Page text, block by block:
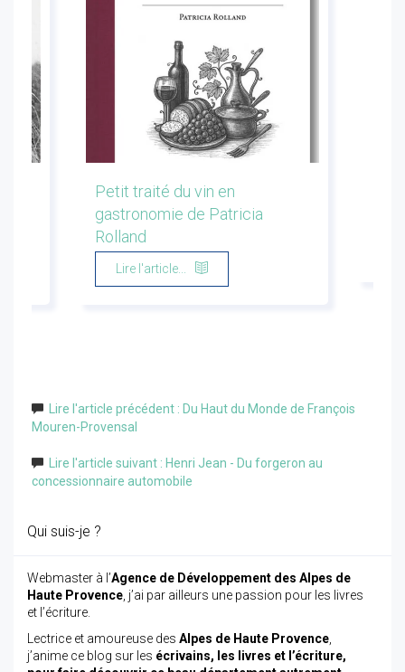
Petit traité du vin en
gastronomie de Patricia
Rolland
Lire l'article...
Lire l'article précédent : Du Haut du Monde de François
Mouren-Provensal
Lire l'article suivant : Henri Jean - Du forgeron au
concessionnaire automobile
Qui suis-je ?
Webmaster à l’Agence de Développement des Alpes de
Haute Provence , j’ai par ailleurs une passion pour les livres
et l’écriture.
Lectrice et amoureuse des Alpes de Haute Provence
j’anime ce blog sur les écrivains, les livres et l’écriture,